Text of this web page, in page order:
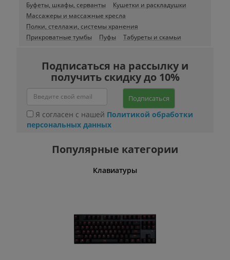
Буфеты, шкафы, серванты
Кушетки и раскладушки
Массажеры и массажные кресла
Полки, стеллажи, системы хранения
Прикроватные тумбы
Пуфы Табуреты и скамьи
Подписаться на рассылку и
получить скидку до 10%
Подписаться
Я согласен с нашей Политикой обработки
персональных данных
Популярные категории
Клавиатуры